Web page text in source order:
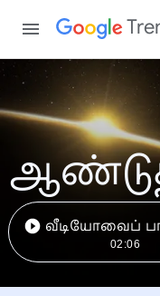
ஆண்டுத்
வீடியோவைப்
02:06